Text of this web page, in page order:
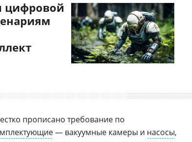
цифровой
прописано требование по
— вакуумные камеры и насосы,